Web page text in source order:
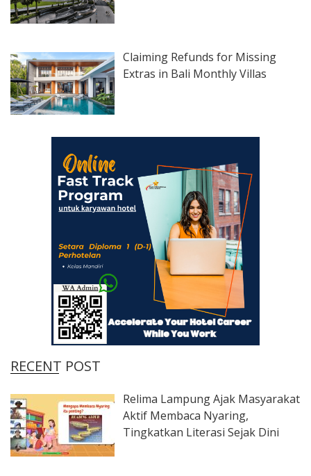
Claiming Refunds for Missing
Extras in Bali Monthly Villas
RECENT POST
Relima Lampung Ajak Masyarakat
Aktif Membaca Nyaring,
Tingkatkan Literasi Sejak Dini